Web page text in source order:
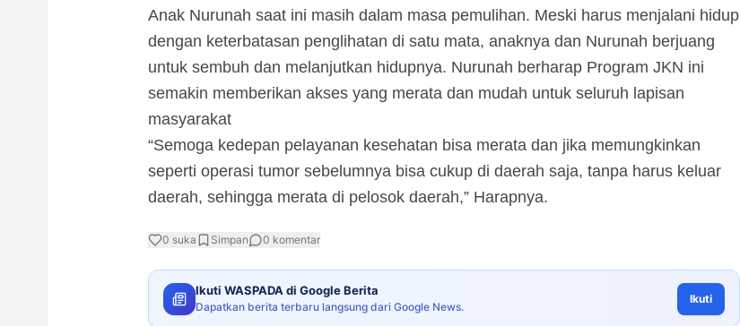
Anak Nurunah saat ini masih dalam masa pemulihan. Meski harus menjalani hidup
dengan keterbatasan penglihatan di satu mata, anaknya dan Nurunah berjuang
untuk sembuh dan melanjutkan hidupnya. Nurunah berharap Program JKN ini
semakin memberikan akses yang merata dan mudah untuk seluruh lapisan
masyarakat
“Semoga kedepan pelayanan kesehatan bisa merata dan jika memungkinkan
seperti operasi tumor sebelumnya bisa cukup di daerah saja, tanpa harus keluar
daerah, sehingga merata di pelosok daerah,” Harapnya.
0 suka Simpan 0 komentar
Ikuti WASPADA di Google Berita
Dapatkan berita terbaru langsung dari Google News.
Ikuti